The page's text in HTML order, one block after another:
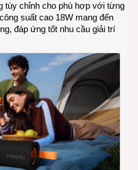
tùy chỉnh cho phù hợp với từng
suất cao 18W mang đến
đáp ứng tốt nhu cầu giải trí